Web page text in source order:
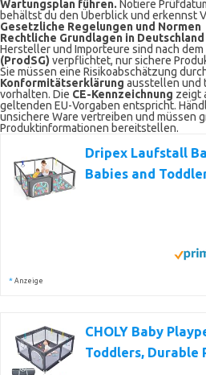
Wartungsplan führen. Notiere
behältst du den Überblick und erkennst
Gesetzliche Regelungen und Normen
Rechtliche Grundlagen in Deutschland
Hersteller und Importeure sind nach dem
(ProdSG) verpflichtet, nur sichere
Sie müssen eine Risikoabschätzung
Konformitätserklärung ausstellen und
vorhalten. Die CE-Kennzeichnung zeigt
geltenden EU-Vorgaben entspricht.
unsichere Ware vertreiben und müssen
Produktinformationen bereitstellen.
Dripex Laufstall
Babies and
* Anzeige
CHOLY Baby
Toddlers, Durable